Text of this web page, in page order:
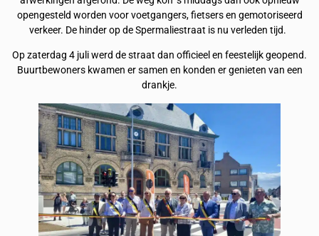
opengesteld worden voor voetgangers, fietsers en gemotoriseerd
verkeer. De hinder op de Spermaliestraat is nu verleden tijd.
Op zaterdag 4 juli werd de straat dan officieel en feestelijk geopend.
Buurtbewoners kwamen er samen en konden er genieten van een
drankje.